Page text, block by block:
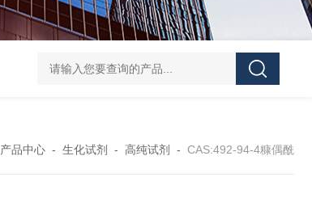
81-08-32-磺基苯甲酸酐 4441-12-7三(4-吗啉基)氧化膦
产品中心 - 生化试剂 - 高纯试剂 - CAS:492-94-4糠偶酰